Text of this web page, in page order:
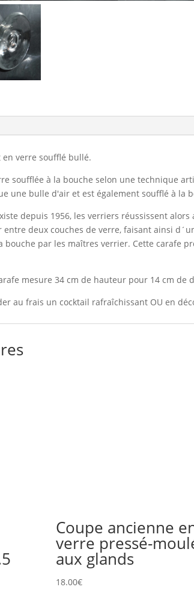
en verre soufflé bullé.
soufflée à la bouche selon une technique
une bulle d'air et est également soufflé à la
depuis 1956, les verriers réussissent
entre deux couches de verre, faisant ainsi
bouche par les maîtres verrier. Cette carafe
mesure 34 cm de hauteur pour 14 cm de
au frais un cocktail rafraîchissant OU en
Coupe ancienne
verre pressé-
aux glands
18.00€